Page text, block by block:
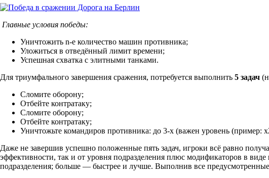
Главные условия победы:
Уничтожить n-е количество машин противника;
Уложиться в отведённый лимит времени;
Успешная схватка с элитными танками.
Для триумфального завершения сражения, потребуется выполнить 5 задач
Сломите оборону;
Отбейте контратаку;
Сломите оборону;
Отбейте контратаку;
Уничтожьте командиров противника: до 3-х (важен уровень (пример:
Даже не завершив успешно положенные пять задач, игроки всё равно
эффективности, так и от уровня подразделения плюс модификаторов в
подразделения; больше — быстрее и лучше. Выполнив все